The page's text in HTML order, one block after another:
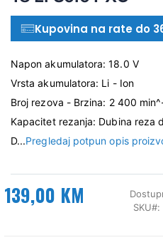
Kupovina na rate do
Napon akumulatora: 18.0 V
Vrsta akumulatora: Li - Ion
Broj rezova - Brzina: 2 400
Kapacitet rezanja: Dubina reza
D...Pregledaj potpun opis
139,00 KM
SKU